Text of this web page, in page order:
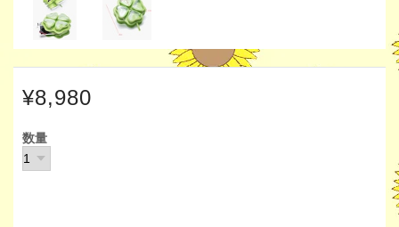
¥8,980
数量